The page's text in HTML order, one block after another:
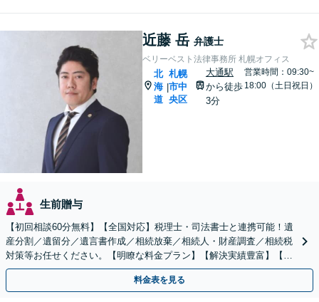
近藤 岳 弁護士
ベリーベスト法律事務所 札幌オフィス
北
海
道
|
札幌
市中
央区
大通駅
から徒歩
3分
営業時間：09:30~
18:00（土日祝日）
生前贈与
【初回相談60分無料】【全国対応】税理士・司法書士と連携可能！遺
産分割／遺留分／遺言書作成／相続放棄／相続人・財産調査／相続税
対策等お任せください。【明瞭な料金プラン】【解決実績豊富】【電
話相談可】
料金表を見る